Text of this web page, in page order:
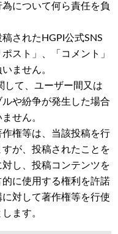
について何ら責任を負
されたHGPI公式SNS
スト」、「コメント」
ません。
して、ユーザー間又は
や紛争が発生した場合
せん。
権等は、当該投稿を行
が、投稿されたことを
し、投稿コンテンツを
に使用する権利を許諾
対して著作権等を行使
ます。